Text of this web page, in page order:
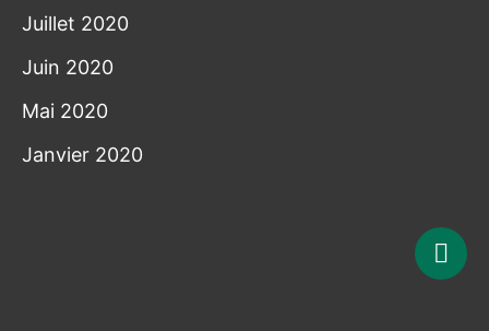
Juillet 2020
Juin 2020
Mai 2020
Janvier 2020